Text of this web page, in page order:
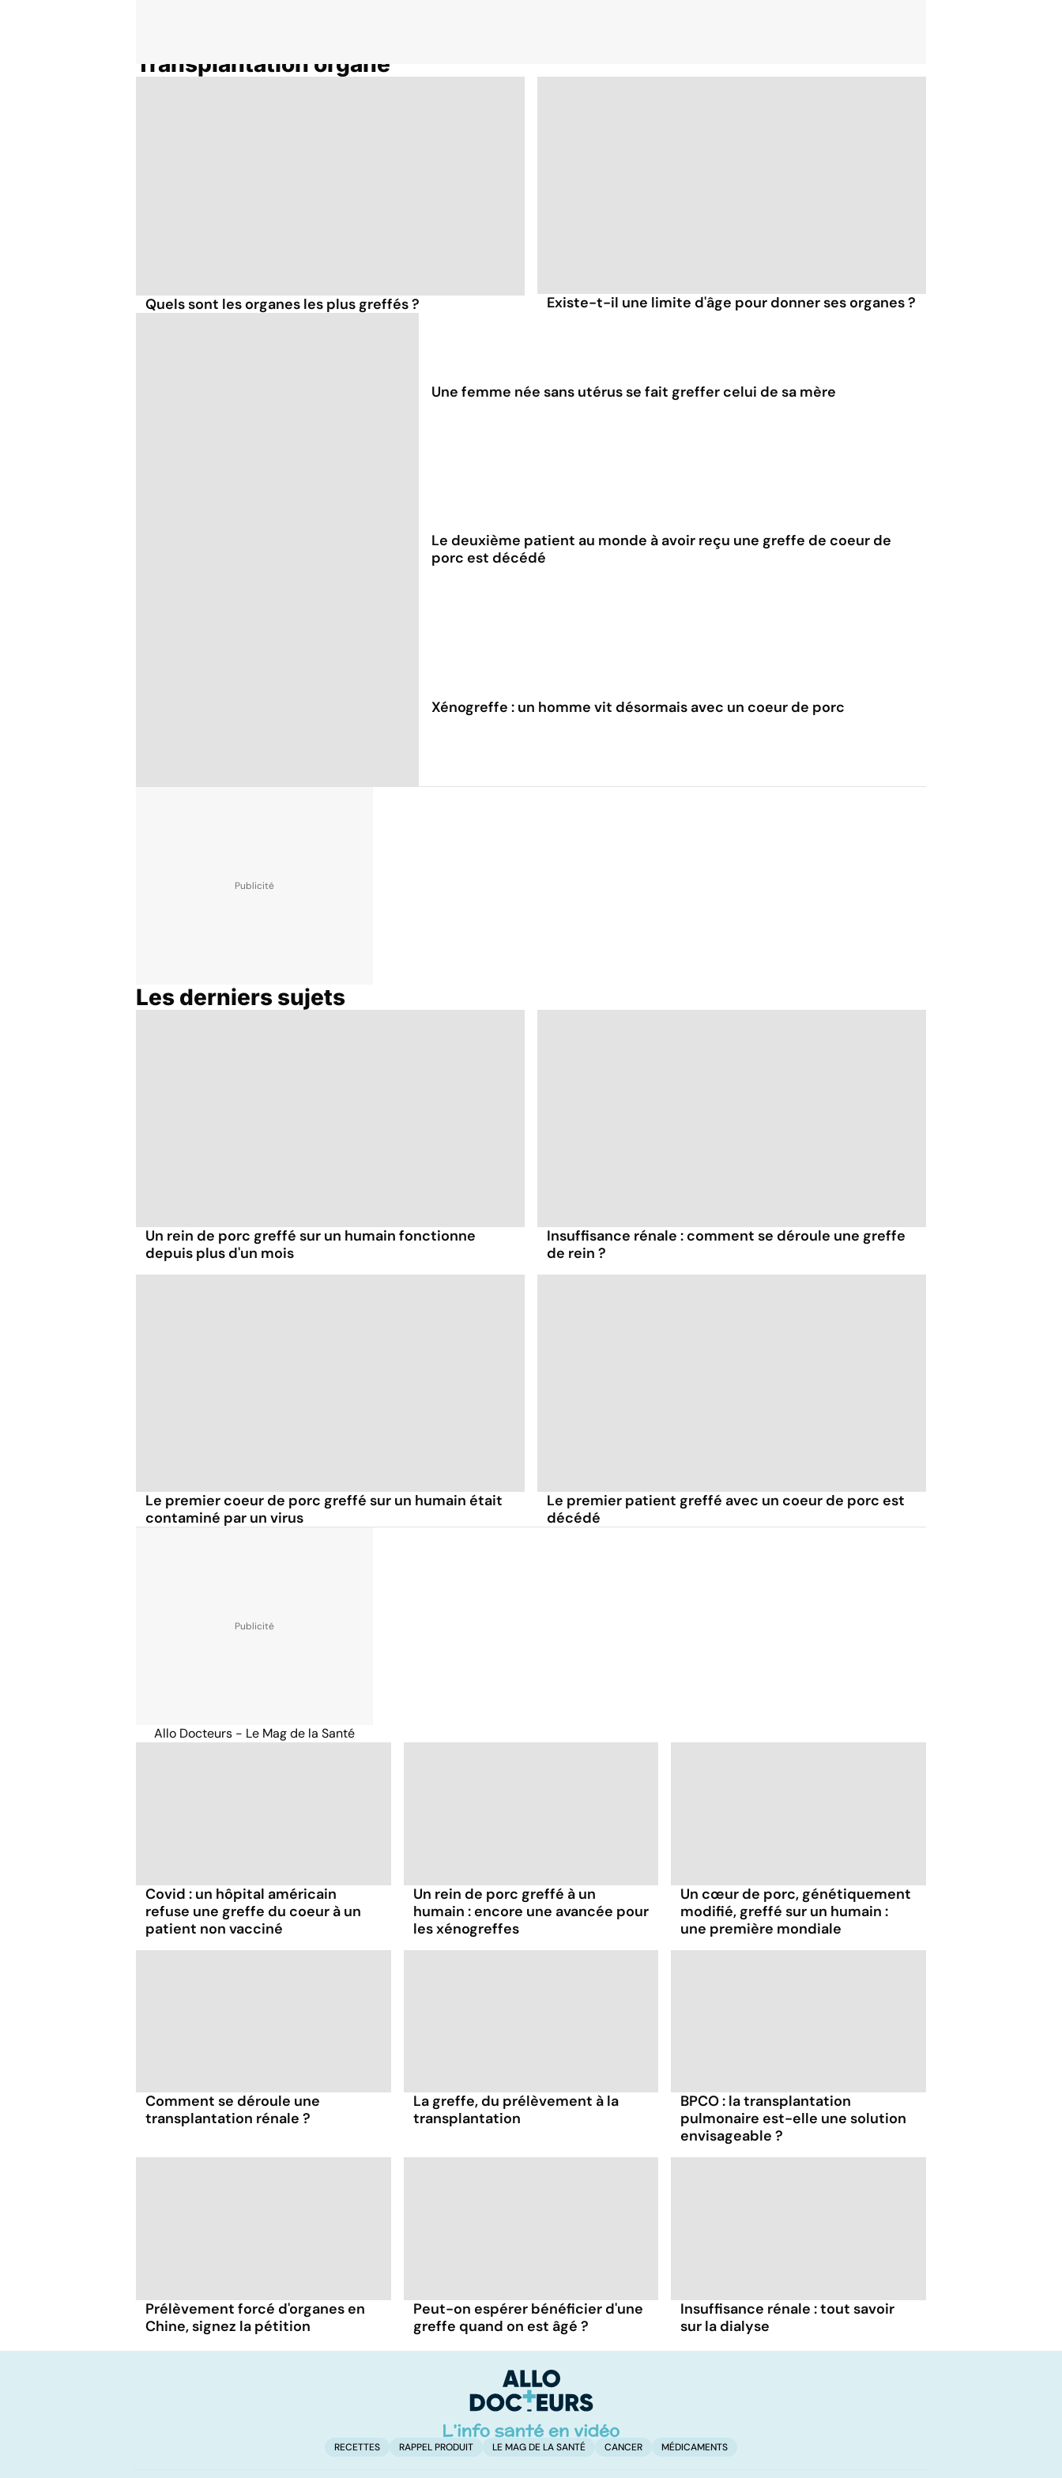
Transplantation organe
Quels sont les organes les plus greffés ? Existe-t-il une limite d'âge pour donner ses organes ?
Une femme née sans utérus se fait greffer celui de sa mère
Le deuxième patient au monde à avoir reçu une greffe de coeur de
porc est décédé
Xénogreffe : un homme vit désormais avec un coeur de porc
Les derniers sujets
Un rein de porc greffé sur un humain fonctionne
depuis plus d'un mois
Insuffisance rénale : comment se déroule une greffe
de rein ?
Le premier coeur de porc greffé sur un humain était
contaminé par un virus
Le premier patient greffé avec un coeur de porc est
décédé
Allo Docteurs - Le Mag de la Santé
Covid : un hôpital américain
refuse une greffe du coeur à un
patient non vacciné
Un rein de porc greffé à un
humain : encore une avancée pour
les xénogreffes
Un cœur de porc, génétiquement
modifié, greffé sur un humain :
une première mondiale
Comment se déroule une
transplantation rénale ?
La greffe, du prélèvement à la
transplantation
BPCO : la transplantation
pulmonaire est-elle une solution
envisageable ?
Prélèvement forcé d'organes en
Chine, signez la pétition
Peut-on espérer bénéficier d'une
greffe quand on est âgé ?
Insuffisance rénale : tout savoir
sur la dialyse
RECETTES RAPPEL PRODUIT LE MAG DE LA SANTÉ CANCER MÉDICAMENTS